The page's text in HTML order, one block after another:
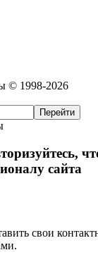
© 1998-2026
сайта
свои